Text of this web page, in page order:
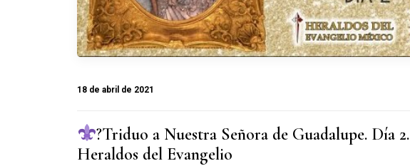
18 de abril de 2021
?Triduo a Nuestra Señora de Guadalupe. Día 2.
Heraldos del Evangelio